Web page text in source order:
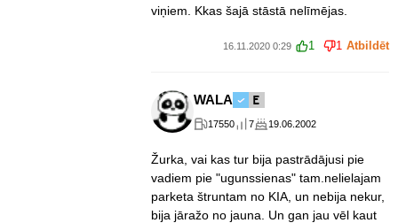
viņiem. Kkas šajā stāstā nelīmējas.
16.11.2020 0:29 1 1 Atbildēt
WALA
17550 7 19.06.2002
Žurka, vai kas tur bija pastrādājusi pie
vadiem pie "ugunssienas" tam.nelielajam
parketa štruntam no KIA, un nebija nekur,
bija jāražo no jauna. Un gan jau vēl kaut